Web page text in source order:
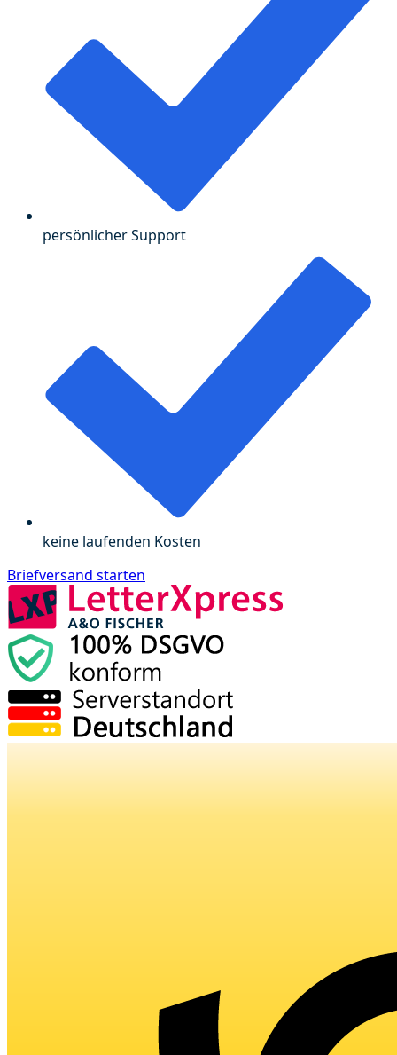
persönlicher Support
keine laufenden Kosten
Briefversand starten